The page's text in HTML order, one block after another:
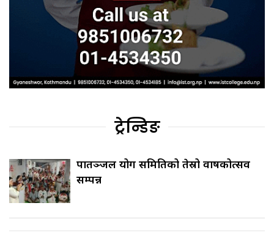
ट्रेन्डिङ
पातञ्जल योग समितिको तेस्रो वार्षिकोत्सव
सम्पन्न